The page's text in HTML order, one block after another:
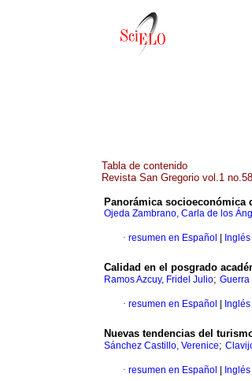
Tabla de contenido
Revista San Gregorio vol.1
Panorámica socioeconómica
Ojeda Zambrano, Carla de los
· resumen en Español Inglés
Calidad en el posgrado
Ramos Azcuy, Fridel Julio; Guerra
· resumen en Español Inglés
Nuevas tendencias del
Sánchez Castillo, Verenice;
· resumen en Español Inglés